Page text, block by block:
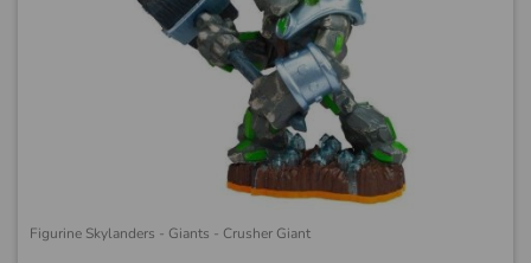
Figurine Skylanders - Giants - Crusher Giant